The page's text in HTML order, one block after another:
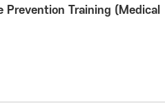
Training (Medical